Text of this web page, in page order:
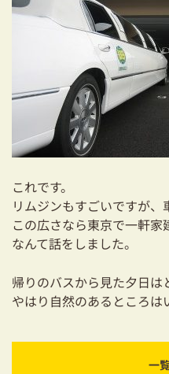
これです。
リムジンもすごいですが、
この広さなら東京で一軒家
なんて話をしました。
帰りのバスから見た夕日は
やはり自然のあるところは
一